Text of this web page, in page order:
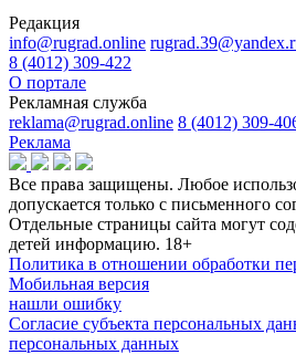
Редакция
info@rugrad.online
8 (4012) 309-422
О портале
Рекламная служба
reklama@rugrad.online 8 (4012) 309-
Реклама
Все права защищены. Любое
допускается только с письменного
Отдельные страницы сайта могут
детей информацию. 18+
Политика в отношении обработки
Мобильная версия
нашли ошибку
Согласие субъекта персональных
персональных данных